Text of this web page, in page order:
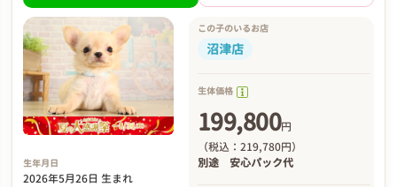
生年月日
2026年5月26日 生まれ
この子のいるお店
沼津店
生体価格
199,800円
（税込：219,780円）
別途 安心パック代